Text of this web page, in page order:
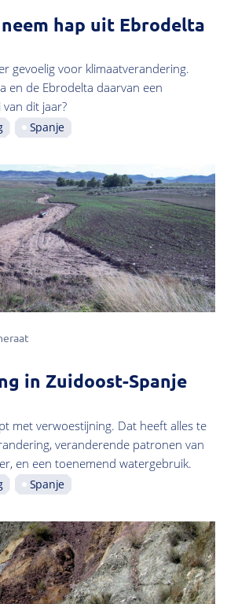
hap uit Ebrodelta
gevoelig voor klimaatverandering.
en de Ebrodelta daarvan een
dit jaar?
Spanje
in Zuidoost-Spanje
met verwoestijning. Dat heeft alles te
veranderende patronen van
en een toenemend watergebruik.
Spanje